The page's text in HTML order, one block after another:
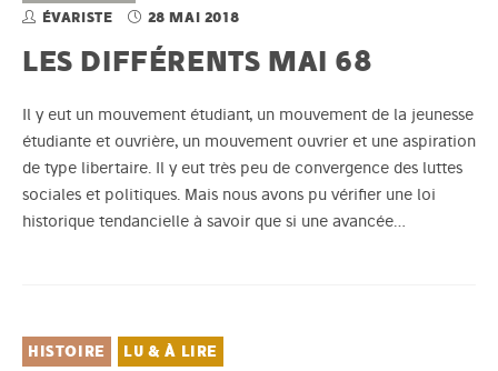
ÉVARISTE 28 MAI 2018
LES DIFFÉRENTS MAI 68
Il y eut un mouvement étudiant, un mouvement de la jeunesse
étudiante et ouvrière, un mouvement ouvrier et une aspiration
de type libertaire. Il y eut très peu de convergence des luttes
sociales et politiques. Mais nous avons pu vérifier une loi
historique tendancielle à savoir que si une avancée…
HISTOIRE LU & À LIRE